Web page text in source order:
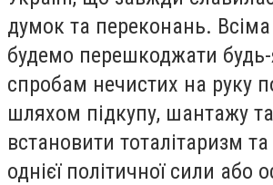
думок та переконань.
будемо перешкоджати
спробам нечистих на руку
шляхом підкупу, шантажу
встановити тоталітаризм
однієї політичної сили або